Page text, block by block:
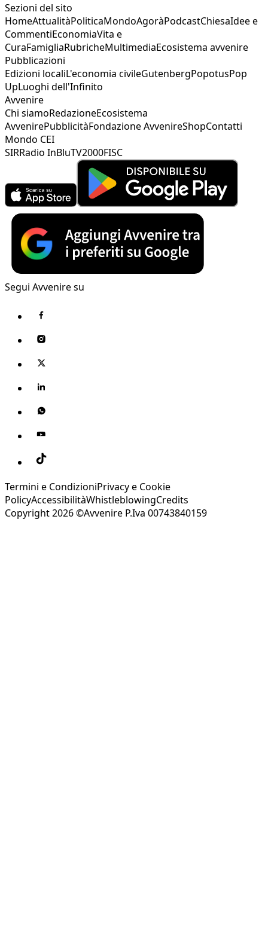
Sezioni del sito
HomeAttualitàPoliticaMondoAgoràPodcastChiesaIdee e
CommentiEconomiaVita e
CuraFamigliaRubricheMultimediaEcosistema avvenire
Pubblicazioni
Edizioni localiL'economia civileGutenbergPopotusPop
UpLuoghi dell'Infinito
Avvenire
Chi siamoRedazioneEcosistema
AvvenirePubblicitàFondazione AvvenireShopContatti
Mondo CEI
SIRRadio InBluTV2000FISC
Segui Avvenire su
Termini e CondizioniPrivacy e Cookie
PolicyAccessibilitàWhistleblowingCredits
Copyright 2026 ©Avvenire P.Iva 00743840159